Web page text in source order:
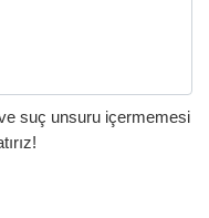
suç unsuru içermemesi